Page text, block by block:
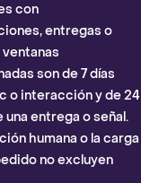
con
entregas o
ventanas
son de 7 días
o interacción y de 24
una entrega o señal.
humana o la carga
no excluyen